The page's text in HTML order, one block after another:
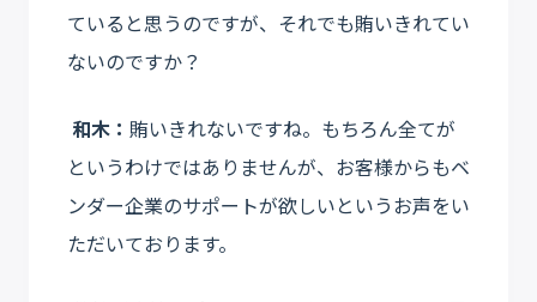
ていると思うのですが、それでも賄いきれてい
ないのですか？
和木： 賄いきれないですね。もちろん全てが
というわけではありませんが、お客様からもベ
ンダー企業のサポートが欲しいというお声をい
ただいております。